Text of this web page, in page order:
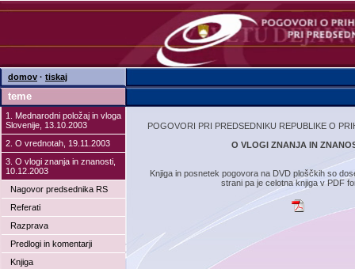
domov · tiskaj
teme
1. Mednarodni položaj in vloga
Slovenije, 13.10.2003
2. O vrednotah, 19.11.2003
3. O vlogi znanja in znanosti,
10.12.2003
Nagovor predsednika RS
Referati
Razprava
Predlogi in komentarji
Knjiga
POGOVORI PRI PREDSEDNIKU REPUBLIKE O
O VLOGI ZNANJA IN
Knjiga in posnetek pogovora na DVD ploščkih so
strani pa je celotna knjiga v PDF